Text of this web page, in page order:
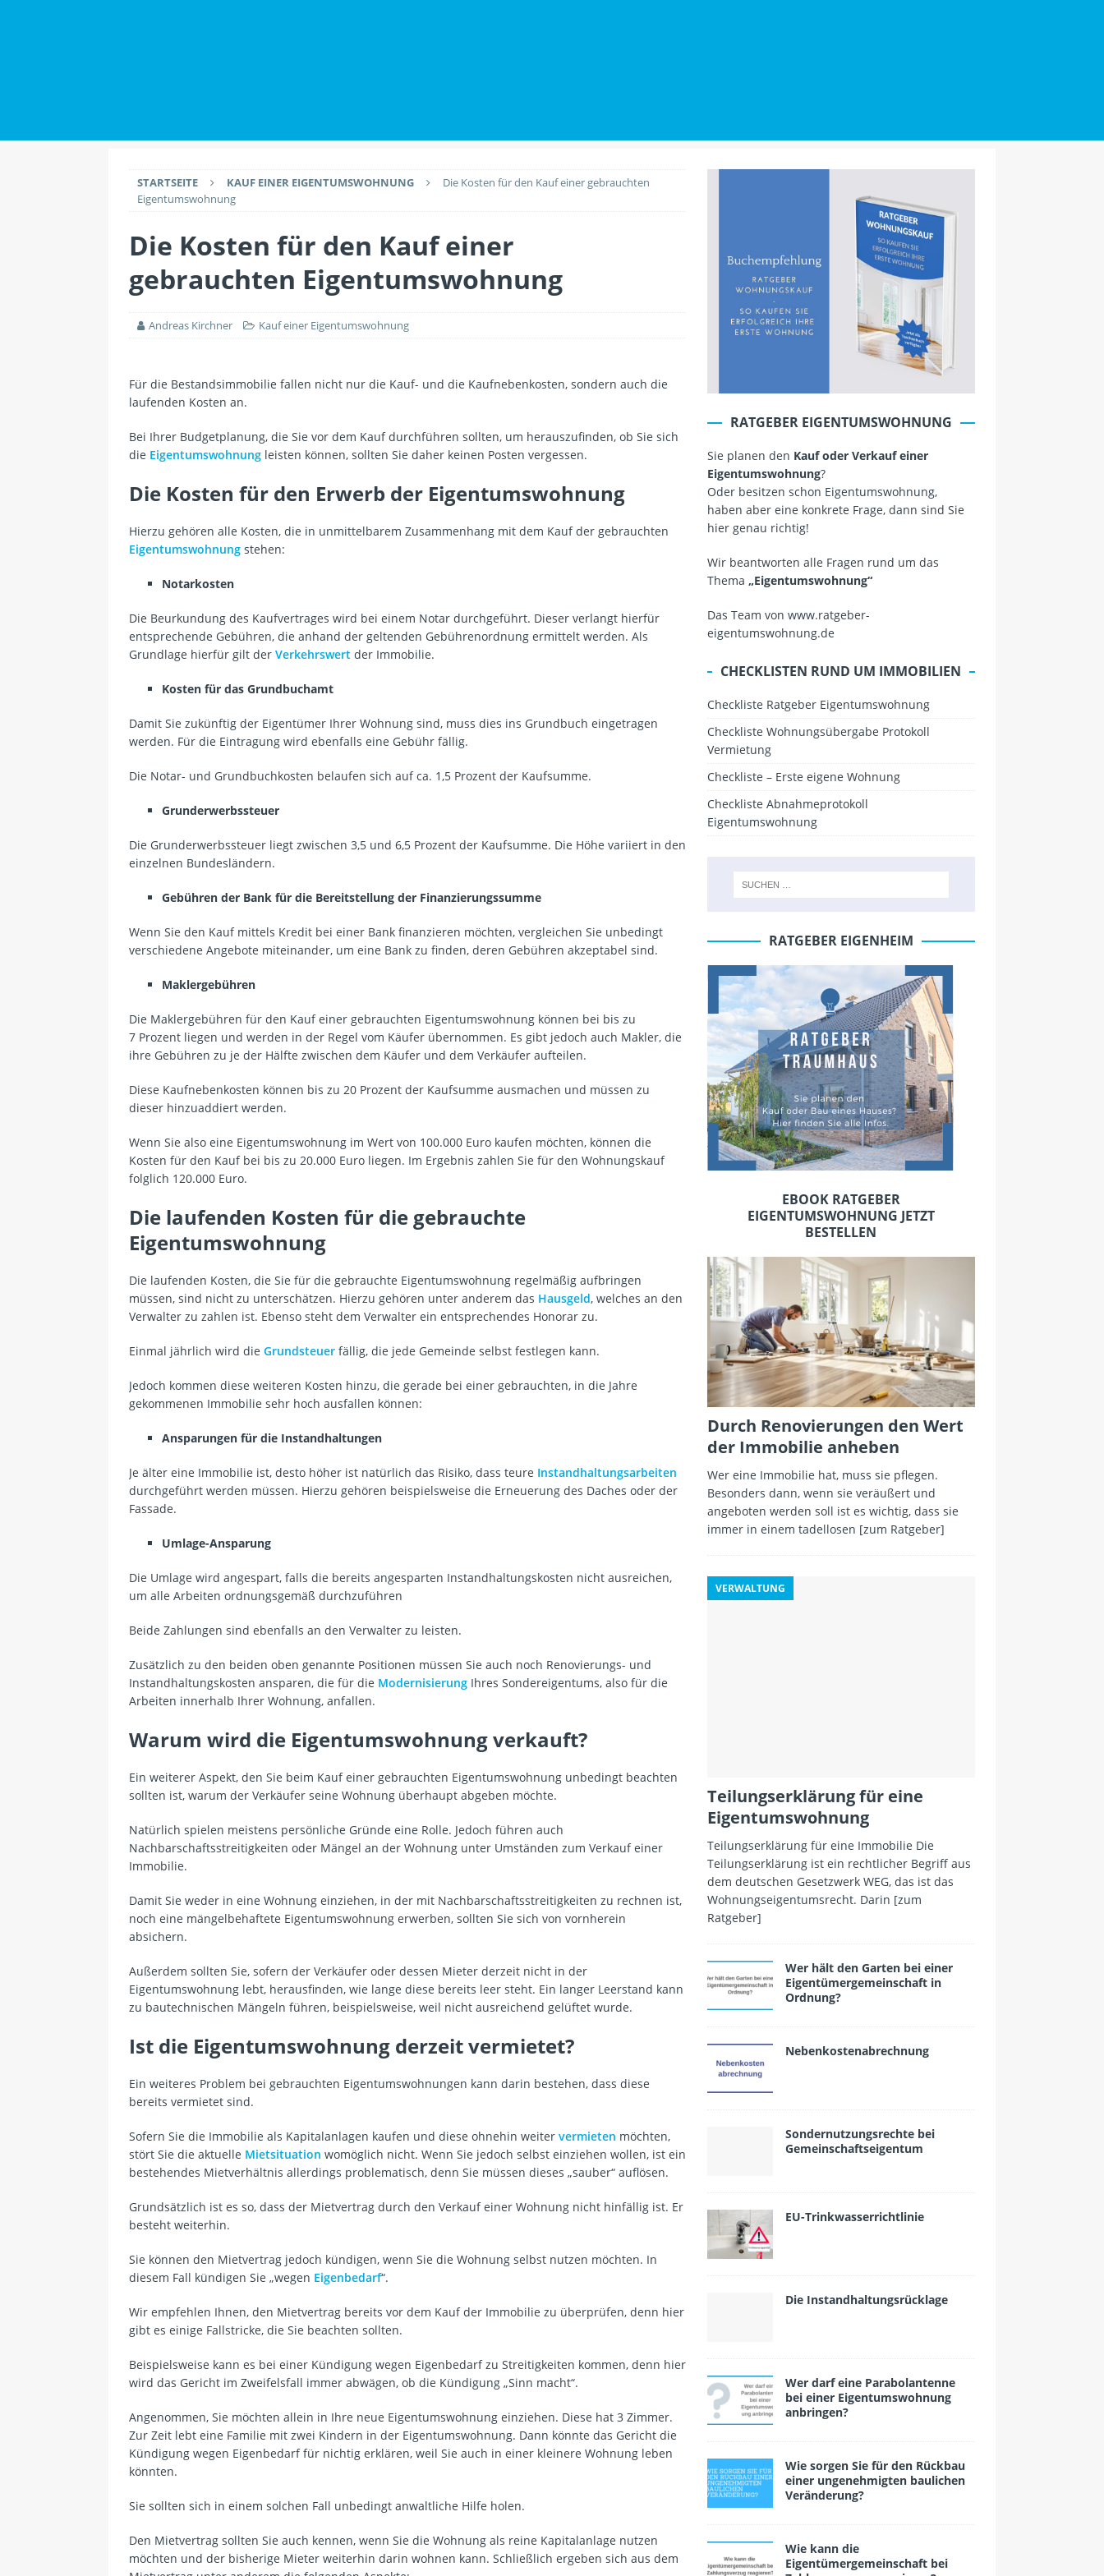
EINRICHTUNG
STARTSEITE KAUF EINER EIGENTUMSWOHNUNG
Die Kosten für den Kauf einer gebrauchten
Eigentumswohnung
Die Kosten für den Kauf einer
gebrauchten Eigentumswohnung
Andreas Kirchner Kauf einer Eigentumswohnung
Für die Bestandsimmobilie fallen nicht nur die Kauf- und die Kaufnebenkosten, sondern auch die
laufenden Kosten an.
Bei Ihrer Budgetplanung, die Sie vor dem Kauf durchführen sollten, um herauszufinden, ob Sie sich
die Eigentumswohnung leisten können, sollten Sie daher keinen Posten vergessen.
Die Kosten für den Erwerb der Eigentumswohnung
Hierzu gehören alle Kosten, die in unmittelbarem Zusammenhang mit dem Kauf der gebrauchten
Eigentumswohnung stehen:
Notarkosten
Die Beurkundung des Kaufvertrages wird bei einem Notar durchgeführt. Dieser verlangt hierfür
entsprechende Gebühren, die anhand der geltenden Gebührenordnung ermittelt werden. Als
Grundlage hierfür gilt der Verkehrswert der Immobilie.
Kosten für das Grundbuchamt
Damit Sie zukünftig der Eigentümer Ihrer Wohnung sind, muss dies ins Grundbuch eingetragen
werden. Für die Eintragung wird ebenfalls eine Gebühr fällig.
Die Notar- und Grundbuchkosten belaufen sich auf ca. 1,5 Prozent der Kaufsumme.
Grunderwerbssteuer
Die Grunderwerbssteuer liegt zwischen 3,5 und 6,5 Prozent der Kaufsumme. Die Höhe variiert in den
einzelnen Bundesländern.
Gebühren der Bank für die Bereitstellung der Finanzierungssumme
Wenn Sie den Kauf mittels Kredit bei einer Bank finanzieren möchten, vergleichen Sie unbedingt
verschiedene Angebote miteinander, um eine Bank zu finden, deren Gebühren akzeptabel sind.
Maklergebühren
Die Maklergebühren für den Kauf einer gebrauchten Eigentumswohnung können bei bis zu
7 Prozent liegen und werden in der Regel vom Käufer übernommen. Es gibt jedoch auch Makler, die
ihre Gebühren zu je der Hälfte zwischen dem Käufer und dem Verkäufer aufteilen.
Diese Kaufnebenkosten können bis zu 20 Prozent der Kaufsumme ausmachen und müssen zu
dieser hinzuaddiert werden.
Wenn Sie also eine Eigentumswohnung im Wert von 100.000 Euro kaufen möchten, können die
Kosten für den Kauf bei bis zu 20.000 Euro liegen. Im Ergebnis zahlen Sie für den Wohnungskauf
folglich 120.000 Euro.
Die laufenden Kosten für die gebrauchte
Eigentumswohnung
Die laufenden Kosten, die Sie für die gebrauchte Eigentumswohnung regelmäßig aufbringen
müssen, sind nicht zu unterschätzen. Hierzu gehören unter anderem das Hausgeld, welches an den
Verwalter zu zahlen ist. Ebenso steht dem Verwalter ein entsprechendes Honorar zu.
Einmal jährlich wird die Grundsteuer fällig, die jede Gemeinde selbst festlegen kann.
Jedoch kommen diese weiteren Kosten hinzu, die gerade bei einer gebrauchten, in die Jahre
gekommenen Immobilie sehr hoch ausfallen können:
Ansparungen für die Instandhaltungen
Je älter eine Immobilie ist, desto höher ist natürlich das Risiko, dass teure Instandhaltungsarbeiten
durchgeführt werden müssen. Hierzu gehören beispielsweise die Erneuerung des Daches oder der
Fassade.
Umlage-Ansparung
Die Umlage wird angespart, falls die bereits angesparten Instandhaltungskosten nicht ausreichen,
um alle Arbeiten ordnungsgemäß durchzuführen
Beide Zahlungen sind ebenfalls an den Verwalter zu leisten.
Zusätzlich zu den beiden oben genannte Positionen müssen Sie auch noch Renovierungs- und
Instandhaltungskosten ansparen, die für die Modernisierung Ihres Sondereigentums, also für die
Arbeiten innerhalb Ihrer Wohnung, anfallen.
Warum wird die Eigentumswohnung verkauft?
Ein weiterer Aspekt, den Sie beim Kauf einer gebrauchten Eigentumswohnung unbedingt beachten
sollten ist, warum der Verkäufer seine Wohnung überhaupt abgeben möchte.
Natürlich spielen meistens persönliche Gründe eine Rolle. Jedoch führen auch
Nachbarschaftsstreitigkeiten oder Mängel an der Wohnung unter Umständen zum Verkauf einer
Immobilie.
Damit Sie weder in eine Wohnung einziehen, in der mit Nachbarschaftsstreitigkeiten zu rechnen ist,
noch eine mängelbehaftete Eigentumswohnung erwerben, sollten Sie sich von vornherein
absichern.
Außerdem sollten Sie, sofern der Verkäufer oder dessen Mieter derzeit nicht in der
Eigentumswohnung lebt, herausfinden, wie lange diese bereits leer steht. Ein langer Leerstand kann
zu bautechnischen Mängeln führen, beispielsweise, weil nicht ausreichend gelüftet wurde.
Ist die Eigentumswohnung derzeit vermietet?
Ein weiteres Problem bei gebrauchten Eigentumswohnungen kann darin bestehen, dass diese
bereits vermietet sind.
Sofern Sie die Immobilie als Kapitalanlagen kaufen und diese ohnehin weiter vermieten möchten,
stört Sie die aktuelle Mietsituation womöglich nicht. Wenn Sie jedoch selbst einziehen wollen, ist ein
bestehendes Mietverhältnis allerdings problematisch, denn Sie müssen dieses „sauber“ auflösen.
Grundsätzlich ist es so, dass der Mietvertrag durch den Verkauf einer Wohnung nicht hinfällig ist. Er
besteht weiterhin.
Sie können den Mietvertrag jedoch kündigen, wenn Sie die Wohnung selbst nutzen möchten. In
diesem Fall kündigen Sie „wegen Eigenbedarf“.
Wir empfehlen Ihnen, den Mietvertrag bereits vor dem Kauf der Immobilie zu überprüfen, denn hier
gibt es einige Fallstricke, die Sie beachten sollten.
Beispielsweise kann es bei einer Kündigung wegen Eigenbedarf zu Streitigkeiten kommen, denn hier
wird das Gericht im Zweifelsfall immer abwägen, ob die Kündigung „Sinn macht“.
Angenommen, Sie möchten allein in Ihre neue Eigentumswohnung einziehen. Diese hat 3 Zimmer.
Zur Zeit lebt eine Familie mit zwei Kindern in der Eigentumswohnung. Dann könnte das Gericht die
Kündigung wegen Eigenbedarf für nichtig erklären, weil Sie auch in einer kleinere Wohnung leben
könnten.
Sie sollten sich in einem solchen Fall unbedingt anwaltliche Hilfe holen.
Den Mietvertrag sollten Sie auch kennen, wenn Sie die Wohnung als reine Kapitalanlage nutzen
möchten und der bisherige Mieter weiterhin darin wohnen kann. Schließlich ergeben sich aus dem
RATGEBER EIGENTUMSWOHNUNG
Sie planen den Kauf oder Verkauf einer
Eigentumswohnung?
Oder besitzen schon Eigentumswohnung,
haben aber eine konkrete Frage, dann sind Sie
hier genau richtig!
Wir beantworten alle Fragen rund um das
Thema „Eigentumswohnung“
Das Team von www.ratgeber-
eigentumswohnung.de
CHECKLISTEN RUND UM IMMOBILIEN
Checkliste Ratgeber Eigentumswohnung
Checkliste Wohnungsübergabe Protokoll
Vermietung
Checkliste – Erste eigene Wohnung
Checkliste Abnahmeprotokoll
Eigentumswohnung
RATGEBER EIGENHEIM
EBOOK RATGEBER
EIGENTUMSWOHNUNG JETZT
BESTELLEN
Durch Renovierungen den Wert
der Immobilie anheben
Wer eine Immobilie hat, muss sie pflegen.
Besonders dann, wenn sie veräußert und
angeboten werden soll ist es wichtig, dass sie
immer in einem tadellosen [zum Ratgeber]
VERWALTUNG
Teilungserklärung für eine
Eigentumswohnung
Teilungserklärung für eine Immobilie Die
Teilungserklärung ist ein rechtlicher Begriff aus
dem deutschen Gesetzwerk WEG, das ist das
Wohnungseigentumsrecht. Darin [zum
Ratgeber]
Wer hält den Garten bei einer
Eigentümergemeinschaft in
Ordnung?
Nebenkostenabrechnung
Sondernutzungsrechte bei
Gemeinschaftseigentum
EU-Trinkwasserrichtlinie
Die Instandhaltungsrücklage
Wer darf eine Parabolantenne
bei einer Eigentumswohnung
anbringen?
Wie sorgen Sie für den Rückbau
einer ungenehmigten baulichen
Veränderung?
Wie kann die
Eigentümergemeinschaft bei